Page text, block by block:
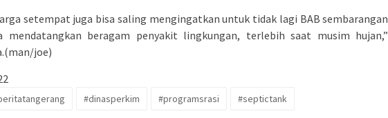
setempat juga bisa saling mengingatkan untuk tidak lagi BAB sembarangan
mendatangkan beragam penyakit lingkungan, terlebih saat musim hujan,”
joe)
#dinasperkim #programsrasi #septictank